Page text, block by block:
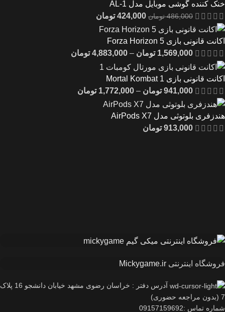
خنک کننده گوشی موبایل مدل AL-1
486,000 تومان 424,000 تومان
اکانت قانونی بازی Forza Horizon 5
1,569,000 تومان –
4,883,000 تومان
اکانت قانونی بازی Mortal Kombat 1
941,000 تومان –
1,772,000 تومان
هندزفری بلوتوثی مدل AirPods X7
913,000 تومان
فروشگاه اینترنتی
آدرس دفتر : خراسان رضوی مشهد خیابان دانشجو 16 پلاک
7 (بدون مراجعه حضوری)
شماره تماس :09157159692